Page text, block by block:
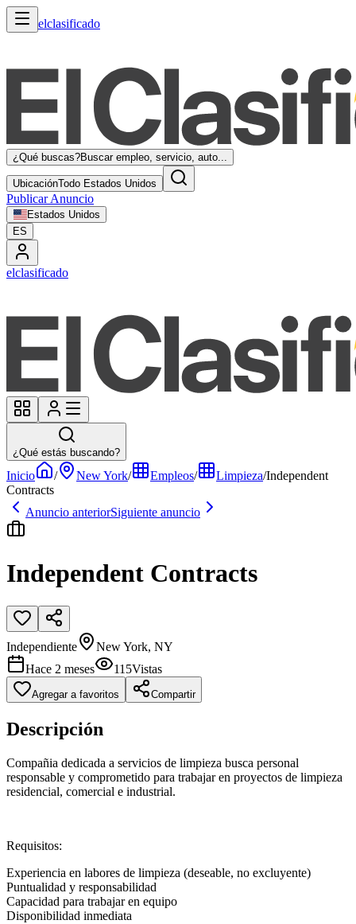
elclasificado
¿Qué buscas?Buscar empleo, servicio, auto...
UbicaciónTodo Estados Unidos
Publicar Anuncio
Estados Unidos
ES
elclasificado
¿Qué estás buscando?
Inicio / New York/ Empleos/ Limpieza/Independent
Contracts
Anuncio anteriorSiguiente anuncio
Independent Contracts
Independiente
New York, NY
Hace 2 meses
115Vistas
Agregar a favoritos Compartir
Descripción
Compañia dedicada a servicios de limpieza busca personal
responsable y comprometido para trabajar en proyectos de limpieza
residencial, comercial e industrial.
Requisitos:
Experiencia en labores de limpieza (deseable, no excluyente)
Puntualidad y responsabilidad
Capacidad para trabajar en equipo
Disponibilidad inmediata